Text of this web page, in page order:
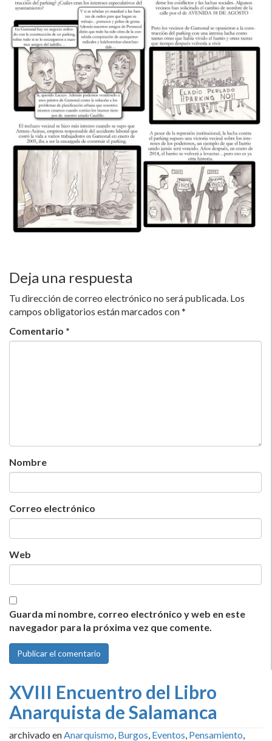
Deja una respuesta
Tu dirección de correo electrónico no será publicada. Los
campos obligatorios están marcados con*
Comentario *
Nombre
Correo electrónico
Web
Guarda mi nombre, correo electrónico y web en este
navegador para la próxima vez que comente.
XVIII Encuentro del Libro
Anarquista de Salamanca
archivado enAnarquismo, Burgos, Eventos, Pensamiento,